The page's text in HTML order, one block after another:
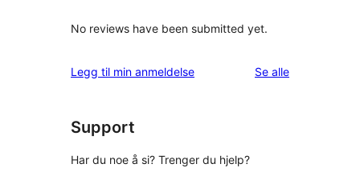
No reviews have been submitted yet.
Legg til min anmeldelse Se alleomtalene
Support
Har du noe å si? Trenger du hjelp?